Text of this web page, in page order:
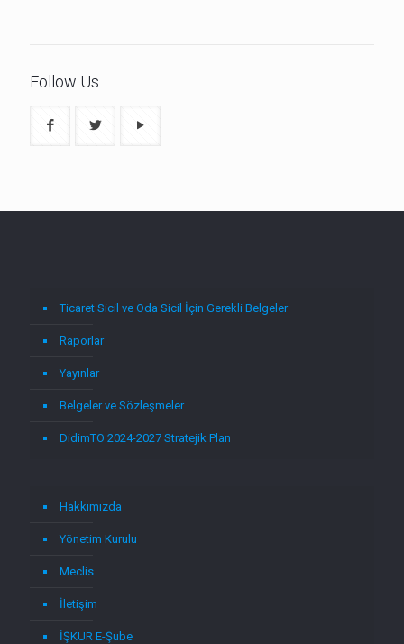
Follow Us
Ticaret Sicil ve Oda Sicil İçin Gerekli Belgeler
Raporlar
Yayınlar
Belgeler ve Sözleşmeler
DidimTO 2024-2027 Stratejik Plan
Hakkımızda
Yönetim Kurulu
Meclis
İletişim
İŞKUR E-Şube